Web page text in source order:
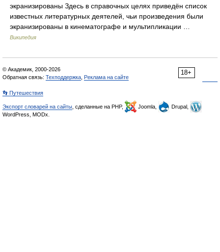
экранизированы Здесь в справочных целях приведён список
известных литературных деятелей, чьи произведения были
экранизированы в кинематографе и мультипликации …
Википедия
18+
© Академик, 2000-2026
Обратная связь: Техподдержка Реклама на сайте
👣 Путешествия
Экспорт словарей на сайты , сделанные на PHP, Joomla,
Drupal,
WordPress, MODx.